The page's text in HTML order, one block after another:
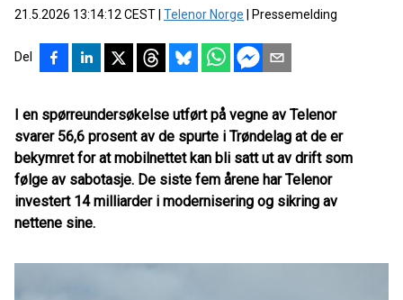
21.5.2026 13:14:12 CEST Telenor Norge Pressemelding
Del
I en spørreundersøkelse utført på vegne av Telenor
svarer 56,6 prosent av de spurte i Trøndelag at de er
bekymret for at mobilnettet kan bli satt ut av drift som
følge av sabotasje. De siste fem årene har Telenor
investert 14 milliarder i modernisering og sikring av
nettene sine.